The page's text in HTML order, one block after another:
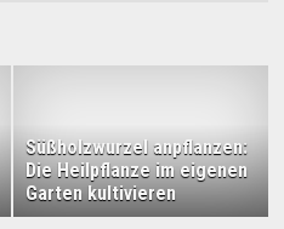
Süßholzwurzel anpflanzen:
Die Heilpflanze im eigenen
Garten kultivieren